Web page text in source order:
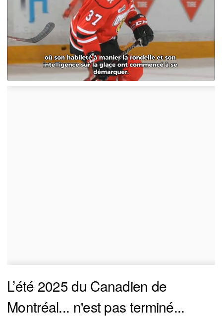
L’été 2025 du Canadien de
Montréal... n'est pas terminé...